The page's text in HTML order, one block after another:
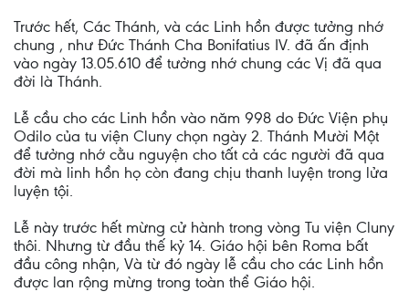
Trước hết, Các Thánh, và các Linh hồn được tưởng nhớ
chung , như Đức Thánh Cha Bonifatius IV. đã ấn định
vào ngày 13.05.610 để tưởng nhớ chung các Vị đã qua
đời là Thánh.
Lễ cầu cho các Linh hồn vào năm 998 do Đức Viện phụ
Odilo của tu viện Cluny chọn ngày 2. Thánh Mười Một
để tưởng nhớ cằu nguyện cho tất cả các người đã qua
đời mà linh hồn họ còn đang chịu thanh luyện trong lửa
luyện tội.
Lễ này trước hết mừng cử hành trong vòng Tu viện Cluny
thôi. Nhưng từ đầu thế kỷ 14. Giáo hội bên Roma bất
đầu công nhận, Và từ đó ngày lễ cầu cho các Linh hồn
được lan rộng mừng trong toàn thể Giáo hội.